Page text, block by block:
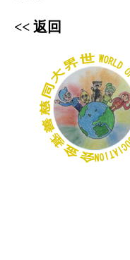
<< 返回